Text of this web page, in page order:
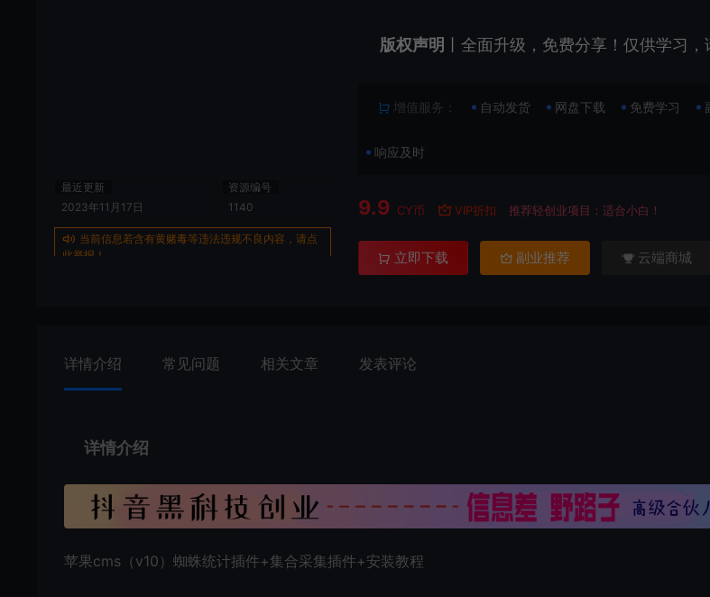
最近更新
2023年11月17日
资源编号
1140
当前信息若含有黄赌毒等违法违规不良内容，请点
此举报！
版权声明 丨全面升级，免费分享！仅供学习，
增值服务： 自动发货 网盘下载 免费学习
响应及时
9.9 CY币 VIP折扣 推荐轻创业项目：适合小白！
立即下载 副业推荐 云端商城
详情介绍 常见问题 相关文章 发表评论
详情介绍
苹果cms （v10） 蜘蛛统计插件+集合采集插件+安装教程